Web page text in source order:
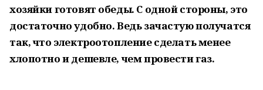
хозяйки готовят обеды. С одной стороны, это
достаточно удобно. Ведь зачастую получатся
так, что электроотопление сделать менее
хлопотно и дешевле, чем провести газ.